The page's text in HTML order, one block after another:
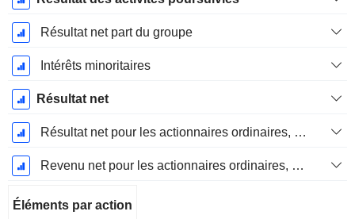
Résultat net part du groupe
Intérêts minoritaires
Résultat net
Résultat net pour les actionnaires ordinaires, éléments exceptionnels inclus.
Revenu net pour les actionnaires ordinaires, hors éléments exceptionnelsRésultat net pour les actionnaires ordinaires, éléments exceptionnels exclus.
Éléments par action